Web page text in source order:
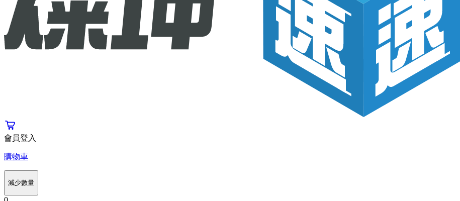
會員登入
購物車
減少數量